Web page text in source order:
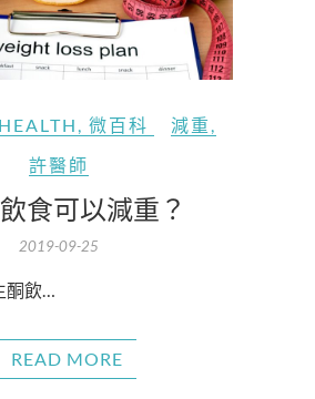
微百科 減重
許醫師
食可以減重？
2019-09-25
飲…
READ MORE